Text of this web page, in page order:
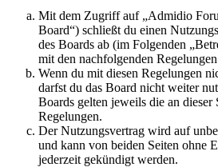
Mit dem Zugriff auf „Admidio
Board“) schließt du einen
des Boards ab (im Folgenden
mit den nachfolgenden
Wenn du mit diesen Regelungen
darfst du das Board nicht weiter
Boards gelten jeweils die an
Regelungen.
Der Nutzungsvertrag wird auf
und kann von beiden Seiten ohne
jederzeit gekündigt werden.